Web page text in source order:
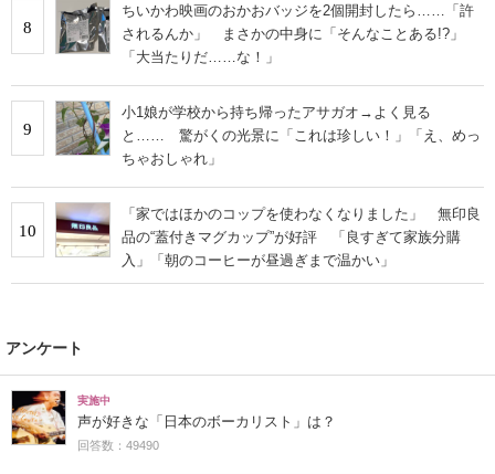
8
ちいかわ映画のおかおバッジを2個開封したら……「許
されるんか」 まさかの中身に「そんなことある!?」
「大当たりだ……な！」
9
小1娘が学校から持ち帰ったアサガオ→よく見る
と…… 驚がくの光景に「これは珍しい！」「え、めっ
ちゃおしゃれ」
10
「家ではほかのコップを使わなくなりました」 無印良
品の“蓋付きマグカップ”が好評 「良すぎて家族分購
入」「朝のコーヒーが昼過ぎまで温かい」
アンケート
実施中
声が好きな「日本のボーカリスト」は？
回答数：49490